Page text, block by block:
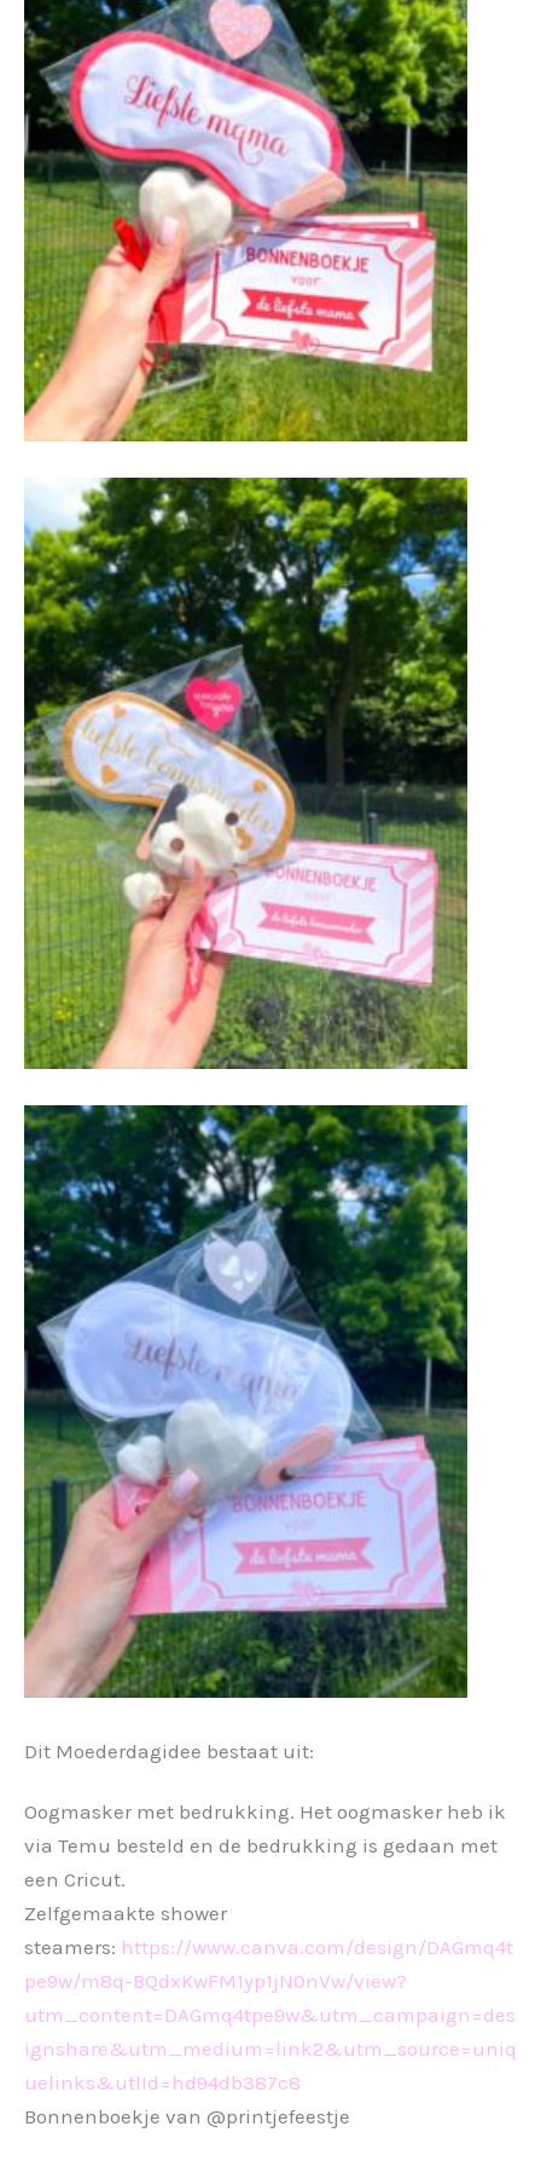
Dit Moederdagidee bestaat uit:
Oogmasker met bedrukking. Het oogmasker heb ik
via Temu besteld en de bedrukking is gedaan met
een Cricut.
Zelfgemaakte shower
steamers: https://www.canva.com/design/DAGmq4t
pe9w/m8q-BQdxKwFM1yp1jN0nVw/view?
utm_content=DAGmq4tpe9w&utm_campaign=des
ignshare&utm_medium=link2&utm_source=uniq
uelinks&utlId=hd94db387c8
Bonnenboekje van @printjefeestje